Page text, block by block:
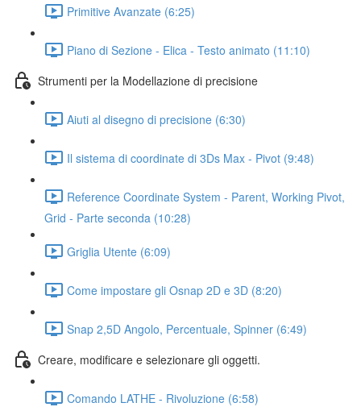
Primitive Avanzate (6:25)
Piano di Sezione - Elica - Testo animato (11:10)
Strumenti per la Modellazione di precisione
Aiuti al disegno di precisione (6:30)
Il sistema di coordinate di 3Ds Max - Pivot (9:48)
Reference Coordinate System - Parent, Working Pivot,
Grid - Parte seconda (10:28)
Griglia Utente (6:09)
Come impostare gli Osnap 2D e 3D (8:20)
Snap 2,5D Angolo, Percentuale, Spinner (6:49)
Creare, modificare e selezionare gli oggetti.
Comando LATHE - Rivoluzione (6:58)